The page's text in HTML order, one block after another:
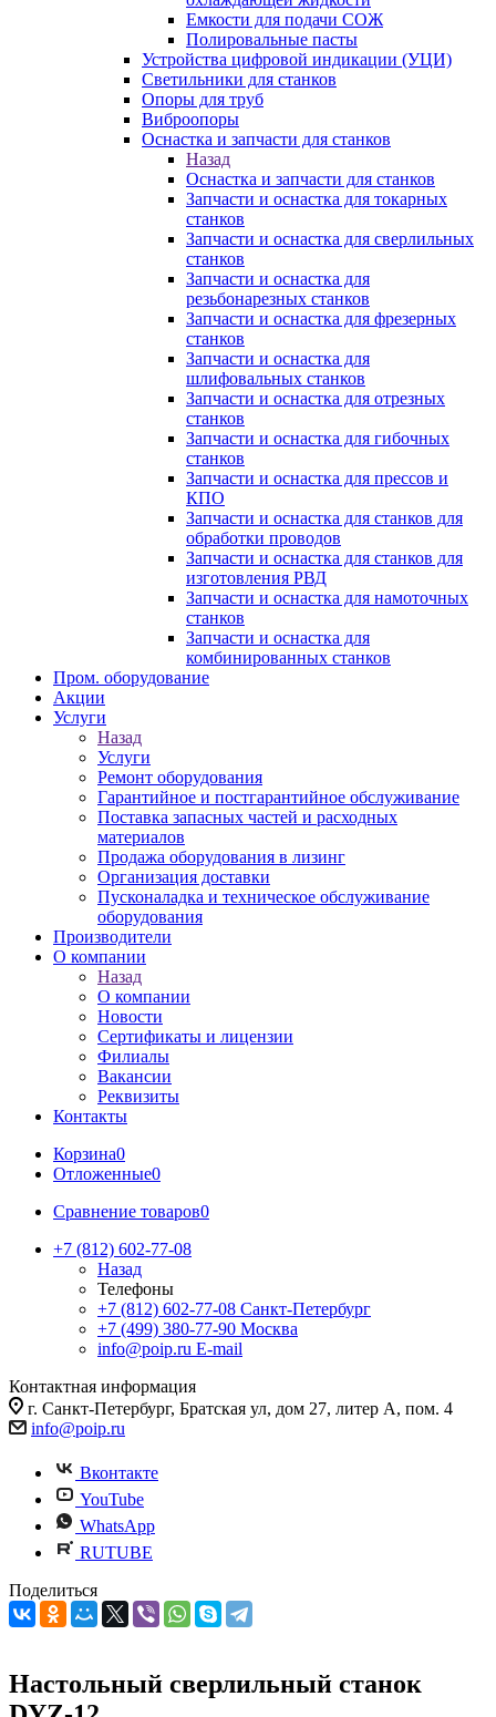
Емкости для подачи СОЖ
Полировальные пасты
Устройства цифровой индикации (УЦИ)
Светильники для станков
Опоры для труб
Виброопоры
Оснастка и запчасти для станков
Назад
Оснастка и запчасти для станков
Запчасти и оснастка для токарных
станков
Запчасти и оснастка для сверлильных
станков
Запчасти и оснастка для
резьбонарезных станков
Запчасти и оснастка для фрезерных
станков
Запчасти и оснастка для
шлифовальных станков
Запчасти и оснастка для отрезных
станков
Запчасти и оснастка для гибочных
станков
Запчасти и оснастка для прессов и
КПО
Запчасти и оснастка для станков для
обработки проводов
Запчасти и оснастка для станков для
изготовления РВД
Запчасти и оснастка для намоточных
станков
Запчасти и оснастка для
комбинированных станков
Пром. оборудование
Акции
Услуги
Назад
Услуги
Ремонт оборудования
Гарантийное и постгарантийное обслуживание
Поставка запасных частей и расходных
материалов
Продажа оборудования в лизинг
Организация доставки
Пусконаладка и техническое обслуживание
оборудования
Производители
О компании
Назад
О компании
Новости
Сертификаты и лицензии
Филиалы
Вакансии
Реквизиты
Контакты
Корзина0
Отложенные0
Сравнение товаров0
+7 (812) 602-77-08
Назад
Телефоны
+7 (812) 602-77-08 Санкт-Петербург
+7 (499) 380-77-90 Москва
info@poip.ru E-mail
Контактная информация
г. Санкт-Петербург, Братская ул, дом 27, литер А, пом. 4
info@poip.ru
Вконтакте
YouTube
WhatsApp
RUTUBE
Поделиться
Настольный сверлильный станок